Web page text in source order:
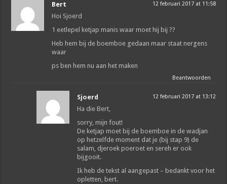
Bert 12 februari 2017 at 11:58
Hoi Sjoerd
1 eetlepel ketjap manis waar moet hij bij ??
Heb hem bij de boemboe gedaan maar staat nergens
waar
ps ben hem nu aan het maken
Beantwoorden
Sjoerd 12 februari 2017 at 13:12
Ha die Bert,
sorry, mijn fout!
De ketjap moet bij de boemboe in de wadjan
op hetzelfde moment dat je (bij stap 9) de
salam, djeroek poeroet en sereh er ook
bijgooit.
Ik heb de tekst al aangepast – bedankt voor het
opletten, bert.